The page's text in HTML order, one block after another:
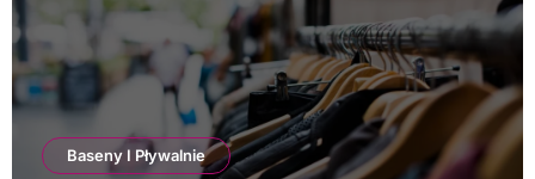
Baseny I Pływalnie